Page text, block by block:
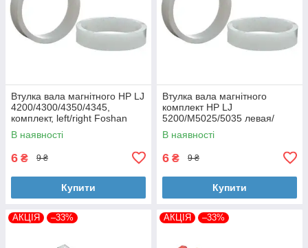
Втулка вала магнітного HP LJ
4200/4300/4350/4345,
комплект, left/right Foshan
(MAG-1338A-BSH-Foshan)
В наявності
6 ₴ 9 ₴
Купити
Втулка вала магнітного
комплект HP LJ
5200/M5025/5035 левая/
правая Foshan (MAG-7516A-
BSH-Foshan)
В наявності
6 ₴ 9 ₴
Купити
АКЦІЯ –33% АКЦІЯ –33%